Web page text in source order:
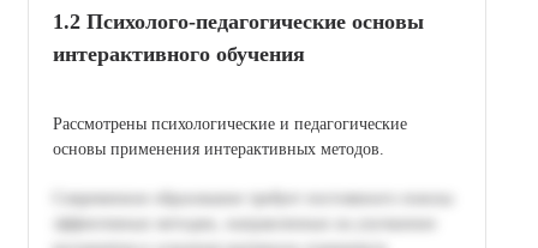
1.2 Психолого-педагогические основы
интерактивного обучения
Рассмотрены психологические и педагогические
основы применения интерактивных методов.